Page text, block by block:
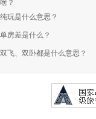
啥？
纯玩是什么意思？
单房差是什么？
双飞、双卧都是什么意思？